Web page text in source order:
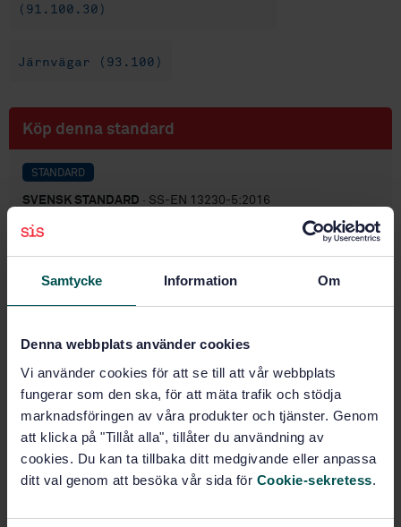
Samtycke Information Om
Denna webbplats använder cookies
Vi använder cookies för att se till att vår webbplats
fungerar som den ska, för att mäta trafik och stödja
marknadsföringen av våra produkter och tjänster. Genom
att klicka på "Tillåt alla", tillåter du användning av
cookies. Du kan ta tillbaka ditt medgivande eller anpassa
ditt val genom att besöka vår sida för Cookie-sekretess.
(91.100.30)
Järnvägar (93.100)
Köp denna standard
STANDARD
SVENSK STANDARD · SS-EN 13230-5:2016
Järnvägar - Spår - Betongsliprar för spår och växlar -
Prenumerera på standarden - Läs mer
PDF
Fler alternativ
Produktinformation